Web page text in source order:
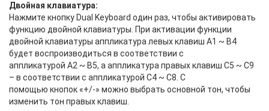
Двойная клавиатура:
Нажмите кнопку Dual Keyboard один раз, чтобы активировать
функцию двойной клавиатуры. При активации функции
двойной клавиатуры аппликатура левых клавиш A1 ~ B4
будет воспроизводиться в соответствии с
аппликатурой A2 ~ B5, а аппликатура правых клавиш C5 ~ C9
– в соответствии с аппликатурой C4 ~ C8. С
помощью кнопок «+/-» можно выбрать основной тон, чтобы
изменить тон правых клавиш.